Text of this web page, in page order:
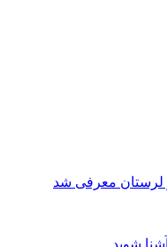
لرستان معرفی شد